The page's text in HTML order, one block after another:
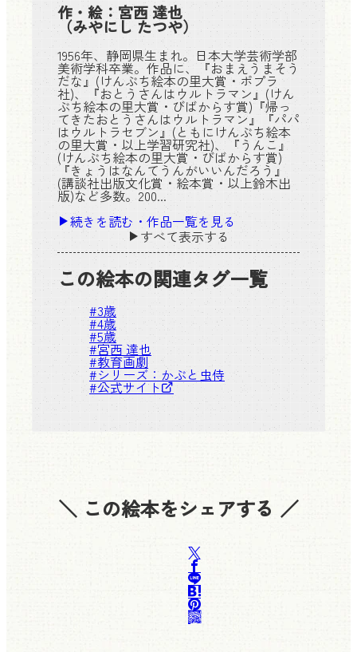
作・絵： 宮西 達也
（みやにし たつや）
1956年、静岡県生まれ。日本大学芸術学部
美術学科卒業。作品に、『おまえうまそう
だな』(けんぶち絵本の里大賞・ポプラ
社)、『おとうさんはウルトラマン』(けん
ぶち絵本の里大賞・びばからす賞)『帰っ
てきたおとうさんはウルトラマン』『パパ
はウルトラセブン』(ともにけんぶち絵本
の里大賞・以上学習研究社)、『うんこ』
(けんぶち絵本の里大賞・びばからす賞)
『きょうはなんてうんがいいんだろう』
(講談社出版文化賞・絵本賞・以上鈴木出
版)など多数。200...
続きを読む・作品一覧を見る
すべて表示する
この絵本の関連タグ一覧
#3歳
#4歳
#5歳
#宮西 達也
#教育画劇
#シリーズ： かぶと虫侍
#公式サイト
＼ この絵本をシェアする ／